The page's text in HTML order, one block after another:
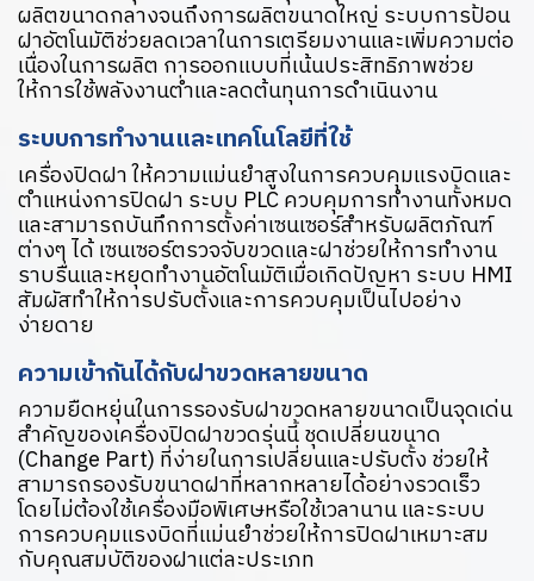
ผลิตขนาดกลางจนถึงการผลิตขนาดใหญ่ ระบบการป้อน
ฝาอัตโนมัติช่วยลดเวลาในการเตรียมงานและเพิ่มความต่อ
เนื่องในการผลิต การออกแบบที่เน้นประสิทธิภาพช่วย
ให้การใช้พลังงานต่ำและลดต้นทุนการดำเนินงาน
ระบบการทำงานและเทคโนโลยีที่ใช้
เครื่องปิดฝา ให้ความแม่นยำสูงในการควบคุมแรงบิดและ
ตำแหน่งการปิดฝา ระบบ PLC ควบคุมการทำงานทั้งหมด
และสามารถบันทึกการตั้งค่าเซนเซอร์สำหรับผลิตภัณฑ์
ต่างๆ ได้ เซนเซอร์ตรวจจับขวดและฝาช่วยให้การทำงาน
ราบรื่นและหยุดทำงานอัตโนมัติเมื่อเกิดปัญหา ระบบ HMI
สัมผัสทำให้การปรับตั้งและการควบคุมเป็นไปอย่าง
ง่ายดาย
ความเข้ากันได้กับฝาขวดหลายขนาด
ความยืดหยุ่นในการรองรับฝาขวดหลายขนาดเป็นจุดเด่น
สำคัญของเครื่องปิดฝาขวดรุ่นนี้ ชุดเปลี่ยนขนาด
(Change Part) ที่ง่ายในการเปลี่ยนและปรับตั้ง ช่วยให้
สามารถรองรับขนาดฝาที่หลากหลายได้อย่างรวดเร็ว
โดยไม่ต้องใช้เครื่องมือพิเศษหรือใช้เวลานาน และระบบ
การควบคุมแรงบิดที่แม่นยำช่วยให้การปิดฝาเหมาะสม
กับคุณสมบัติของฝาแต่ละประเภท